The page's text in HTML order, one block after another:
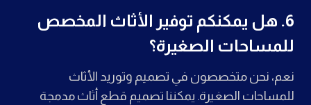
6. هل يمكنكم توفير الأثاث المخصص
للمساحات الصغيرة؟
نعم، نحن متخصصون في تصميم وتوريد الأثاث
للمساحات الصغيرة. يمكننا تصميم قطع أثاث مدمجة